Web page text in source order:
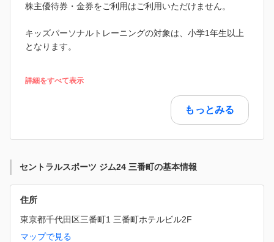
株主優待券・金券をご利用はご利用いただけません。
キッズパーソナルトレーニングの対象は、小学1年生以上
となります。
詳細をすべて表示
もっとみる
セントラルスポーツ ジム24 三番町の基本情報
住所
東京都千代田区三番町1 三番町ホテルビル2F
マップで見る